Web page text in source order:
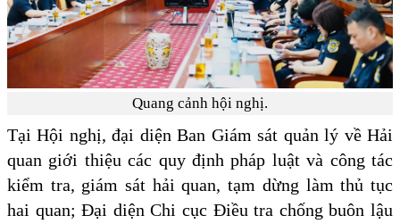
Quang cảnh hội nghị.
Tại Hội nghị, đại diện Ban Giám sát quản lý về Hải
quan giới thiệu các quy định pháp luật và công tác
kiểm tra, giám sát hải quan, tạm dừng làm thủ tục
hai quan; Đại diện Chi cục Điều tra chống buôn lậu